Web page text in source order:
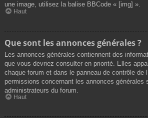
une image, utilisez la balise BBCode « [img] ».
Haut
Que sont les annonces générales ?
Les annonces générales contiennent des
que vous devriez consulter en priorité. Elles
chaque forum et dans le panneau de contrôle de
permissions concernant les annonces générales
administrateurs du forum.
Haut